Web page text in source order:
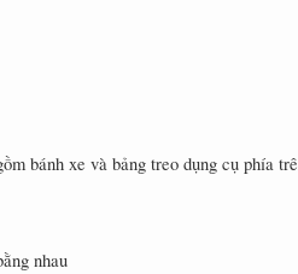
bánh xe và bảng treo dụng cụ phía
nhau